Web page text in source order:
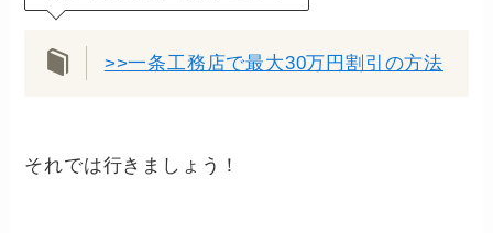
>>一条工務店で最大30万円割引の方法
それでは行きましょう！